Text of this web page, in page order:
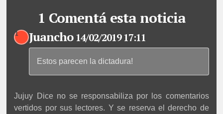
1 Comentá esta noticia
1 Juancho 14/02/2019 17:11
Estos parecen la dictadura!
Jujuy Dice no se responsabiliza por los comentarios
vertidos por sus lectores. Y se reserva el derecho de